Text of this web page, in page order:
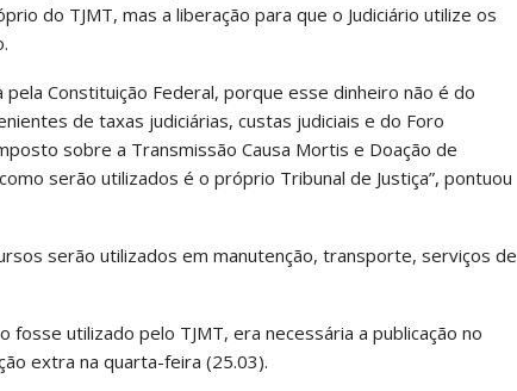
do TJMT, mas a liberação para que o Judiciário utilize os
Constituição Federal, porque esse dinheiro não é do
de taxas judiciárias, custas judiciais e do Foro
sobre a Transmissão Causa Mortis e Doação de
serão utilizados é o próprio Tribunal de Justiça”, pontuou
serão utilizados em manutenção, transporte, serviços de
utilizado pelo TJMT, era necessária a publicação no
extra na quarta-feira (25.03).